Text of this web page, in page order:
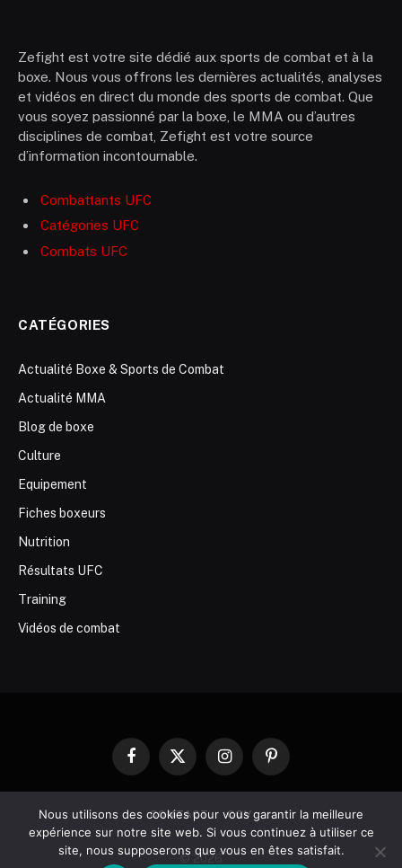
Zefight est votre site dédié aux sports de combat et à la
boxe. Nous vous offrons les dernières actualités, analyses
et vidéos en direct du monde des sports de combat. Que
vous soyez passionné par la boxe, le MMA ou d’autres
disciplines de combat, Zefight est votre source
d’information incontournable.
Combattants UFC
Catégories UFC
Combats UFC
CATÉGORIES
Actualité Boxe & Sports de Combat
Actualité MMA
Blog de boxe
Culture
Equipement
Fiches boxeurs
Nutrition
Résultats UFC
Training
Vidéos de combat
Facebook
X
InstagramPinterest
CONTACT CGV
© 2026
Nous utilisons des cookies pour vous garantir la meilleure
expérience sur notre site web. Si vous continuez à utiliser ce
site, nous supposerons que vous en êtes satisfait.